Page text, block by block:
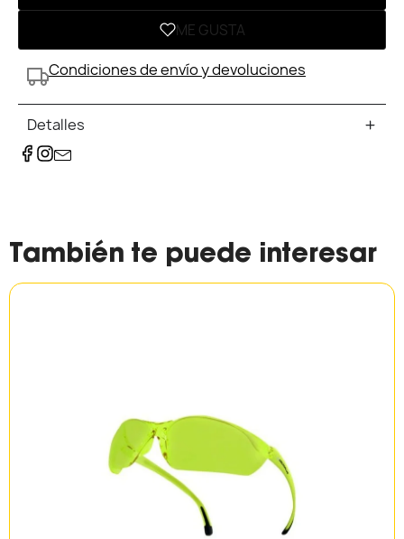
ME GUSTA
Condiciones de envío y devoluciones
Detalles
También te puede interesar